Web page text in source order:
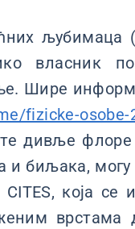
љубимаца
власник
Шире
fizicke-
дивље
биљака,
која се